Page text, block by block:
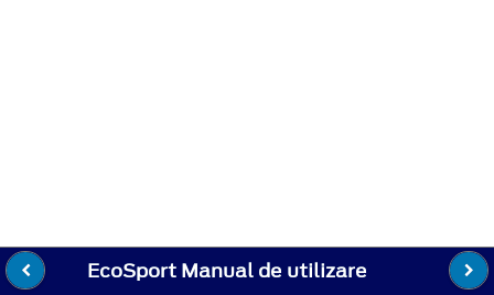
EcoSport Manual de utilizare